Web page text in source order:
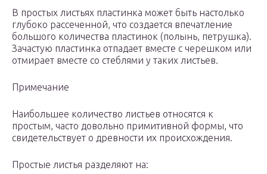
В простых листьях пластинка может быть настолько
глубоко рассеченной, что создается впечатление
большого количества пластинок (полынь, петрушка).
Зачастую пластинка отпадает вместе с черешком или
отмирает вместе со стеблями у таких листьев.
Примечание
Наибольшее количество листьев относятся к
простым, часто довольно примитивной формы, что
свидетельствует о древности их происхождения.
Простые листья разделяют на: